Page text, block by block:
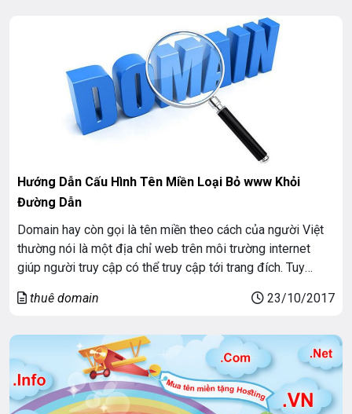
Hướng Dẫn Cấu Hình Tên Miền Loại Bỏ www Khỏi
Đường Dẫn
Domain hay còn gọi là tên miền theo cách của người Việt
thường nói là một địa chỉ web trên môi trường internet
giúp người truy cập có thể truy cập tới trang đích. Tuy
khác biệt giữa tiên miền có […]
thuê domain 23/10/2017